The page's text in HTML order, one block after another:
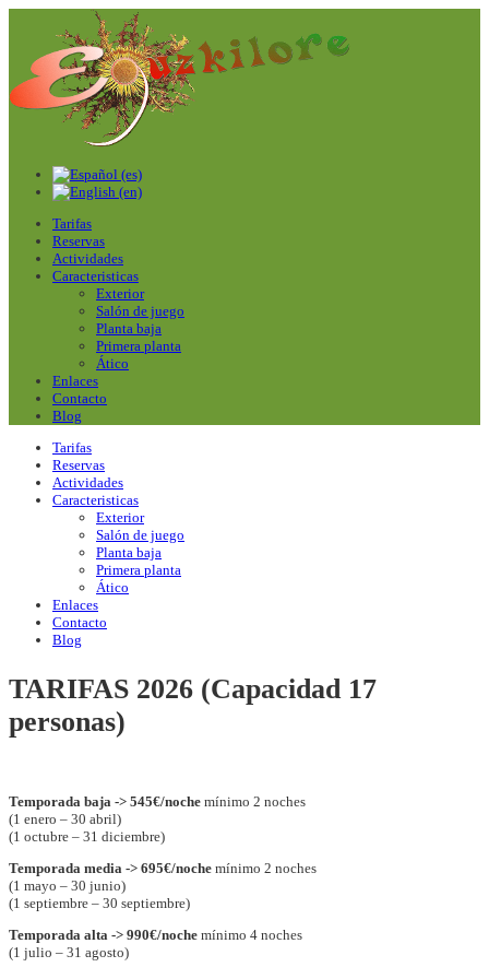
Tarifas
Reservas
Actividades
Caracteristicas
Exterior
Salón de juego
Planta baja
Primera planta
Ático
Enlaces
Contacto
Blog
Tarifas
Reservas
Actividades
Caracteristicas
Exterior
Salón de juego
Planta baja
Primera planta
Ático
Enlaces
Contacto
Blog
TARIFAS 2026 (Capacidad 17
personas)
Temporada baja -> 545€/noche mínimo 2 noches
(1 enero – 30 abril)
(1 octubre – 31 diciembre)
Temporada media -> 695€/noche mínimo 2 noches
(1 mayo – 30 junio)
(1 septiembre – 30 septiembre)
Temporada alta -> 990€/noche mínimo 4 noches
(1 julio – 31 agosto)